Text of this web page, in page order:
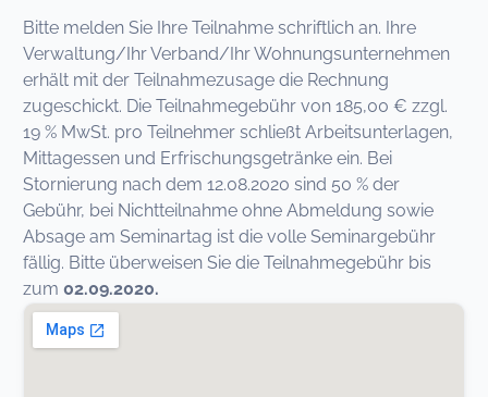
Bitte melden Sie Ihre Teilnahme schriftlich an. Ihre
Verwaltung/Ihr Verband/Ihr Wohnungsunternehmen
erhält mit der Teilnahmezusage die Rechnung
zugeschickt. Die Teilnahmegebühr von 185,00 € zzgl.
19 % MwSt. pro Teilnehmer schließt Arbeitsunterlagen,
Mittagessen und Erfrischungsgetränke ein. Bei
Stornierung nach dem 12.08.2020 sind 50 % der
Gebühr, bei Nichtteilnahme ohne Abmeldung sowie
Absage am Seminartag ist die volle Seminargebühr
fällig. Bitte überweisen Sie die Teilnahmegebühr bis
zum 02.09.2020.